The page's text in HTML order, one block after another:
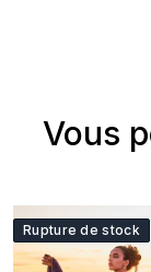
Vous
Rupture de stock